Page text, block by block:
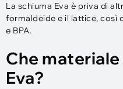
La schiuma Eva è priva di
formaldeide e il lattice, così
e BPA.
Che
Eva?